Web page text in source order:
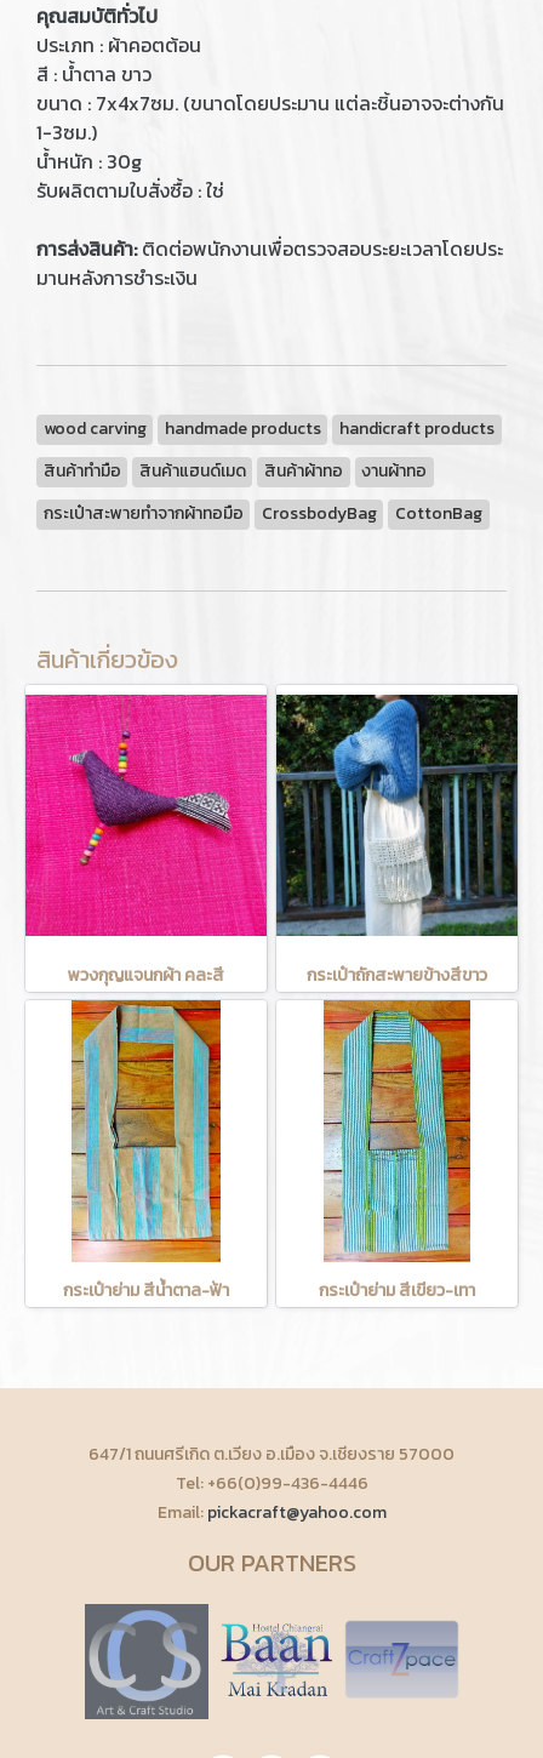
คุณสมบัติทั่วไป
ประเภท : ผ้าคอตต้อน
สี : น้ำตาล ขาว
ขนาด : 7x4x7ซม. (ขนาดโดยประมาน แต่ละชิ้นอาจจะต่างกัน
1-3ซม.)
น้ำหนัก : 30g
รับผลิตตามใบสั่งซื้อ : ใช่
การส่งสินค้า:ติดต่อพนักงานเพื่อตรวจสอบระยะเวลาโดยประ
มานหลังการชำระเงิน
wood carving handmade products
handicraft products
สินค้าทำมือ
สินค้าแฮนด์เมด สินค้าผ้าทอ
งานผ้าทอ
กระเป๋าสะพายทำจากผ้าทอมือ
CrossbodyBag CottonBag
สินค้าเกี่ยวข้อง
พวงกุญแจนกผ้า คละสี กระเป๋าถักสะพายข้างสีขาว
กระเป๋าย่าม สีน้ำตาล-ฟ้า กระเป๋าย่าม สีเขียว-เทา
647/1 ถนนศรีเกิด ต.เวียง อ.เมือง จ.เชียงราย 57000
Tel: +66(0)99-436-4446
Email:pickacraft@yahoo.com
OUR PARTNERS